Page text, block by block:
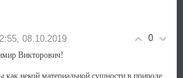
0
08.10.2019
Викторович!
некой материальной сущности в природе